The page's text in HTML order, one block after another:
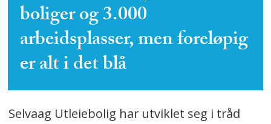
boliger og 3.000
arbeidsplasser, men foreløpig
er alt i det blå
Selvaag Utleiebolig har utviklet seg i tråd